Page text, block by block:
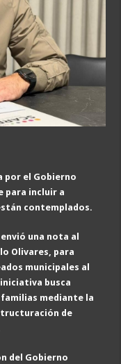
por el Gobierno
para incluir a
contemplados.
una nota al
Olivares, para
municipales al
busca
mediante la
de
del Gobierno